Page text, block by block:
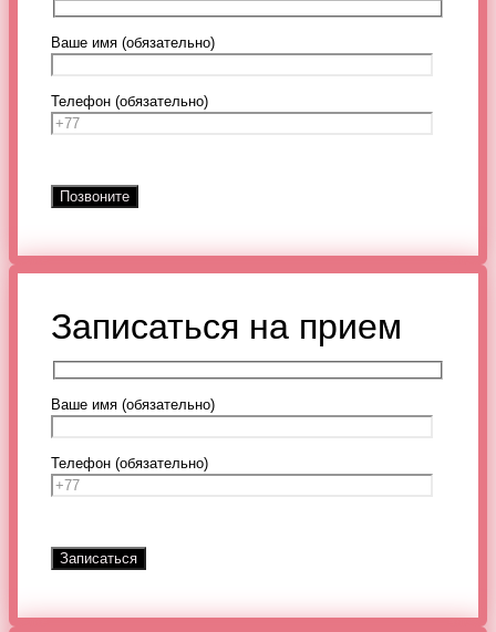
Ваше имя (обязательно)
Телефон (обязательно)
Записаться на прием
Ваше имя (обязательно)
Телефон (обязательно)